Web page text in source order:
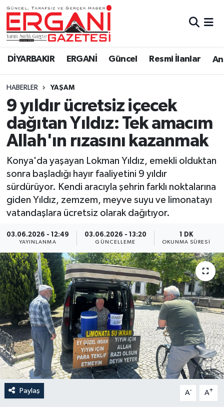
DİYARBAKIR ERGANİ Güncel Resmi İlanlar
HABERLER YAŞAM
9 yıldır ücretsiz içecek
dağıtan Yıldız: Tek amacım
Allah'ın rızasını kazanmak
Konya'da yaşayan Lokman Yıldız, emekli olduktan
sonra başladığı hayır faaliyetini 9 yıldır
sürdürüyor. Kendi aracıyla şehrin farklı noktalarına
giden Yıldız, zemzem, meyve suyu ve limonatayı
vatandaşlara ücretsiz olarak dağıtıyor.
03.06.2026 - 12:49
YAYINLANMA
03.06.2026 - 13:20
GÜNCELLEME
1 DK
OKUNMA SÜRESI
Paylaş A- A+
DİYARBAKIR
BİSMİL
BAĞLAR
ERGANİ
Güncel
Eği̇ti̇m
Resmi İlanlar
Sağlık
Si̇yaset
Spor
Yaşam
Anali̇z
Bi̇li̇m & Teknoloji̇
Dünya
Eği̇ti̇m
Ergani Nöbetçi Eczaneler
Ergani Hava Durumu
Ergani Trafik Yoğunluk Haritası
Süper Lig Puan Durumu ve Fikstür
Tüm Manşetler
Son Dakika Haberleri
Haber Arşivi